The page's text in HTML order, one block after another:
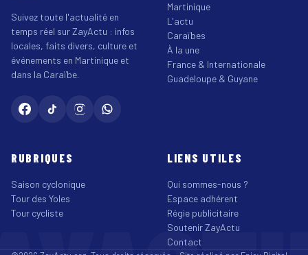
Suivez toute l'actualité en
temps réel sur ZayActu : infos
locales, faits divers, culture et
événements en Martinique et
dans la Caraïbe.
Martinique
L'actu
Caraïbes
À la une
France & Internationale
Guadeloupe & Guyane
RUBRIQUES
Saison cyclonique
Tour des Yoles
Tour cycliste
LIENS UTILES
Qui sommes-nous ?
Espace adhérent
Régie publicitaire
Soutenir ZayActu
Contact